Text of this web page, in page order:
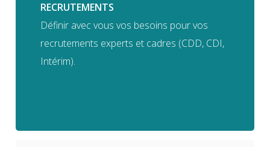
RECRUTEMENTS
Définir avec vous vos besoins pour vos
recrutements experts et cadres (CDD, CDI,
Intérim).